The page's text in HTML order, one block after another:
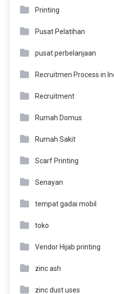
Printing
Pusat Pelatihan
pusat perbelanjaan
Recruitmen Process in
Recruitment
Rumah Domus
Rumah Sakit
Scarf Printing
Senayan
tempat gadai mobil
toko
Vendor Hijab printing
zinc ash
zinc dust uses